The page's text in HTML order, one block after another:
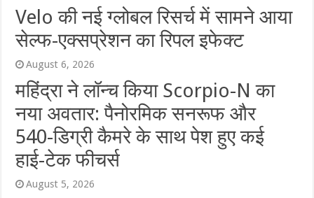
Velo की नई ग्लोबल रिसर्च में सामने आया
सेल्फ-एक्सप्रेशन का रिपल इफेक्ट
August 6, 2026
महिंद्रा ने लॉन्च किया Scorpio-N का
नया अवतार: पैनोरमिक सनरूफ और
540-डिग्री कैमरे के साथ पेश हुए कई
हाई-टेक फीचर्स
August 5, 2026